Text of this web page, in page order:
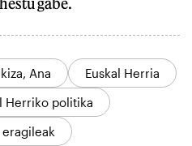
Ana
Euskal Herria
Herriko politika